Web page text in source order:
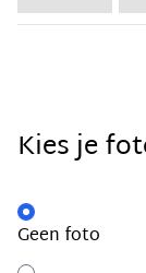
Kies je
Geen foto